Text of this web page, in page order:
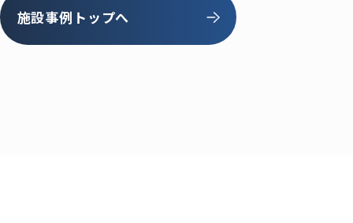
施設事例トップへ